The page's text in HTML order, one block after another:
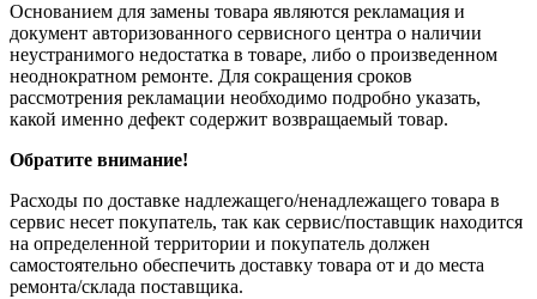
Основанием для замены товара являются рекламация и
документ авторизованного сервисного центра о наличии
неустранимого недостатка в товаре, либо о произведенном
неоднократном ремонте. Для сокращения сроков
рассмотрения рекламации необходимо подробно указать,
какой именно дефект содержит возвращаемый товар.
Обратите внимание!
Расходы по доставке надлежащего/ненадлежащего товара в
сервис несет покупатель, так как сервис/поставщик находится
на определенной территории и покупатель должен
самостоятельно обеспечить доставку товара от и до места
ремонта/склада поставщика.